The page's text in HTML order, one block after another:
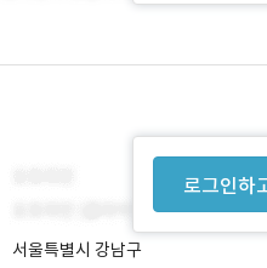
로그인하
서울특별시 강남구